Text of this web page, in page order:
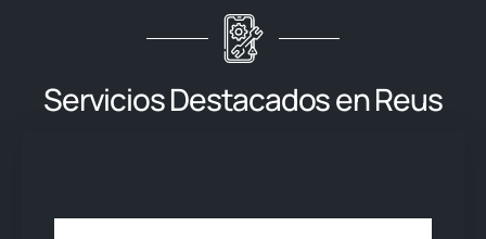
Servicios Destacados en Reus